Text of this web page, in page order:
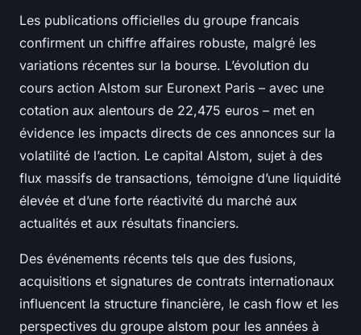
Les publications officielles du groupe francais
confirment un chiffre affaires robuste, malgré les
variations récentes sur la bourse. L’évolution du
cours action Alstom sur Euronext Paris – avec une
cotation aux alentours de 22,475 euros – met en
évidence les impacts directs de ces annonces sur la
volatilité de l’action. Le capital Alstom, sujet à des
flux massifs de transactions, témoigne d’une liquidité
élevée et d’une forte réactivité du marché aux
actualités et aux résultats financiers.
Des événements récents tels que des fusions,
acquisitions et signatures de contrats internationaux
influencent la structure financière, le cash flow et les
perspectives du groupe alstom pour les années à